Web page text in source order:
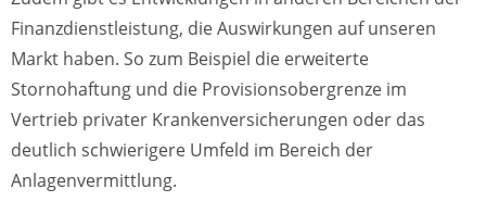
Finanzdienstleistung, die Auswirkungen auf unseren
Markt haben. So zum Beispiel die erweiterte
Stornohaftung und die Provisionsobergrenze im
Vertrieb privater Krankenversicherungen oder das
deutlich schwierigere Umfeld im Bereich der
Anlagenvermittlung.